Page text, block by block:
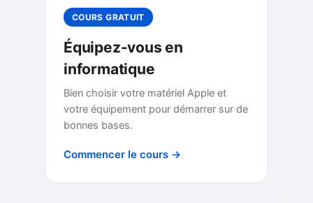
COURS GRATUIT
Équipez-vous en
informatique
Bien choisir votre matériel Apple et
votre équipement pour démarrer sur de
bonnes bases.
Commencer le cours →